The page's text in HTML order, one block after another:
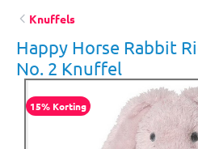
Knuffels
Happy Horse Rabbit
No. 2 Knuffel
15% Korting